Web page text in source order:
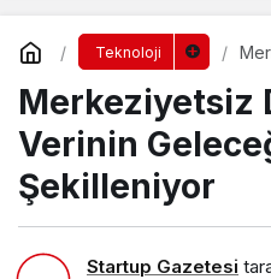
Teknoloji
Merkeziyetsiz
Verinin
Şekilleniyor
Startup Gazetesi